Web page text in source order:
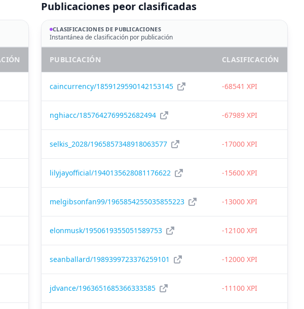
Publicaciones peor clasificadas
CLASIFICACIONES DE PUBLICACIONES
Instantánea de clasificación por publicación
PUBLICACIÓN CLASIFICACIÓN
caincurrency/1859129590142153145 -68541 XPI
nghiacc/1857642769952682494 -67989 XPI
selkis_2028/1965857348918063577 -17000 XPI
lilyjayofficial/1940135628081176622 -15600 XPI
melgibsonfan99/1965854255035855223 -13000 XPI
elonmusk/1950619355051589753 -12100 XPI
seanballard/1989399723376259101 -12000 XPI
jdvance/1963651685366333585 -11100 XPI